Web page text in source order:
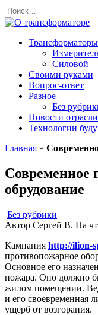
Перейти
к
содержанию
Search
for:
Трансформаторы
Силовой
Своими руками
Вопрос-ответ
Разное
Без
Новости отрасли
Технологии
Главная »
Современное
обрудование
Без рубрики
Автор Сергей В. На
Кампания http://ilion-
противопожарное
Основное его
пожара. Оно должно
жилом помещении.
и его своевременная
ущерб от возгорания.